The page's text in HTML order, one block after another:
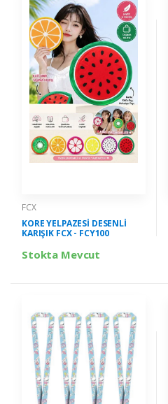
FCX
KORE YELPAZESİ DESENLİ
KARIŞIK FCX - FCY100
Stokta Mevcut